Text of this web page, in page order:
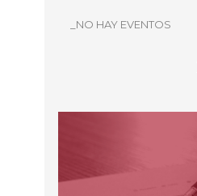
_NO HAY EVENTOS